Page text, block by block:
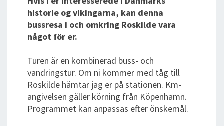
historie og vikingarna, kan denna
bussresa i och omkring Roskilde vara
något för er.
Turen är en kombinerad buss- och
vandringstur. Om ni kommer med tåg till
Roskilde hämtar jag er på stationen. Km-
angivelsen gäller körning från Köpenhamn.
Programmet kan anpassas efter önskemål.